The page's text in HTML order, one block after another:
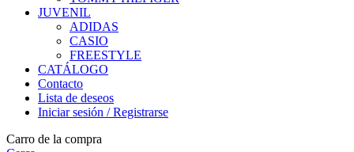
JUVENIL
ADIDAS
CASIO
FREESTYLE
CATÁLOGO
Contacto
Lista de deseos
Iniciar sesión / Registrarse
Carro de la compra